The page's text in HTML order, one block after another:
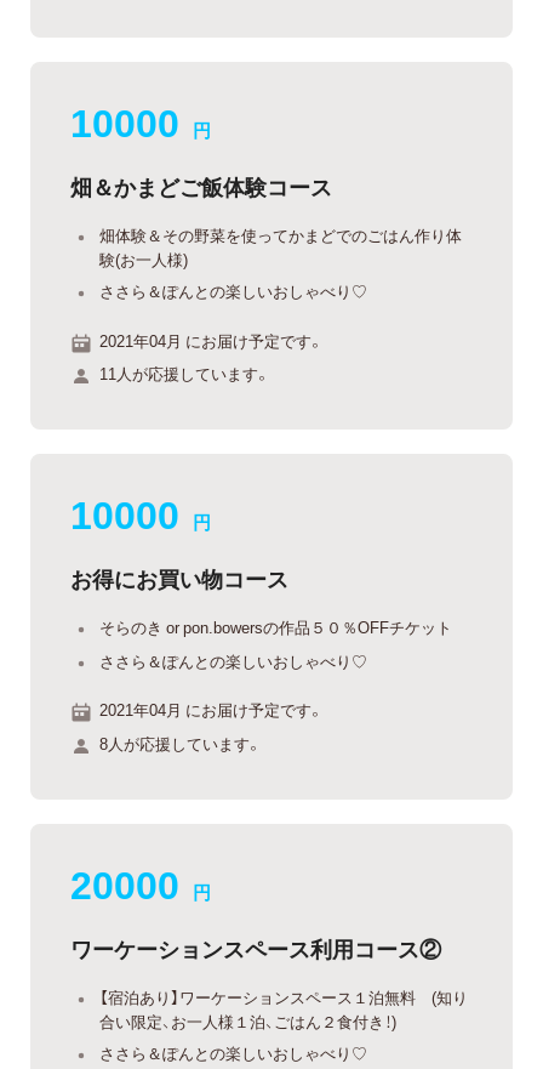
10000 円
畑＆かまどご飯体験コース
畑体験＆その野菜を使ってかまどでのごはん作り体
験(お一人様)
ささら＆ぽんとの楽しいおしゃべり♡
2021年04月 にお届け予定です。
11人が応援しています。
10000 円
お得にお買い物コース
そらのき or pon.bowersの作品５０％OFFチケット
ささら＆ぽんとの楽しいおしゃべり♡
2021年04月 にお届け予定です。
8人が応援しています。
20000 円
ワーケーションスペース利用コース②
【宿泊あり】ワーケーションスペース１泊無料 (知り
合い限定、お一人様１泊、ごはん２食付き！)
ささら＆ぽんとの楽しいおしゃべり♡